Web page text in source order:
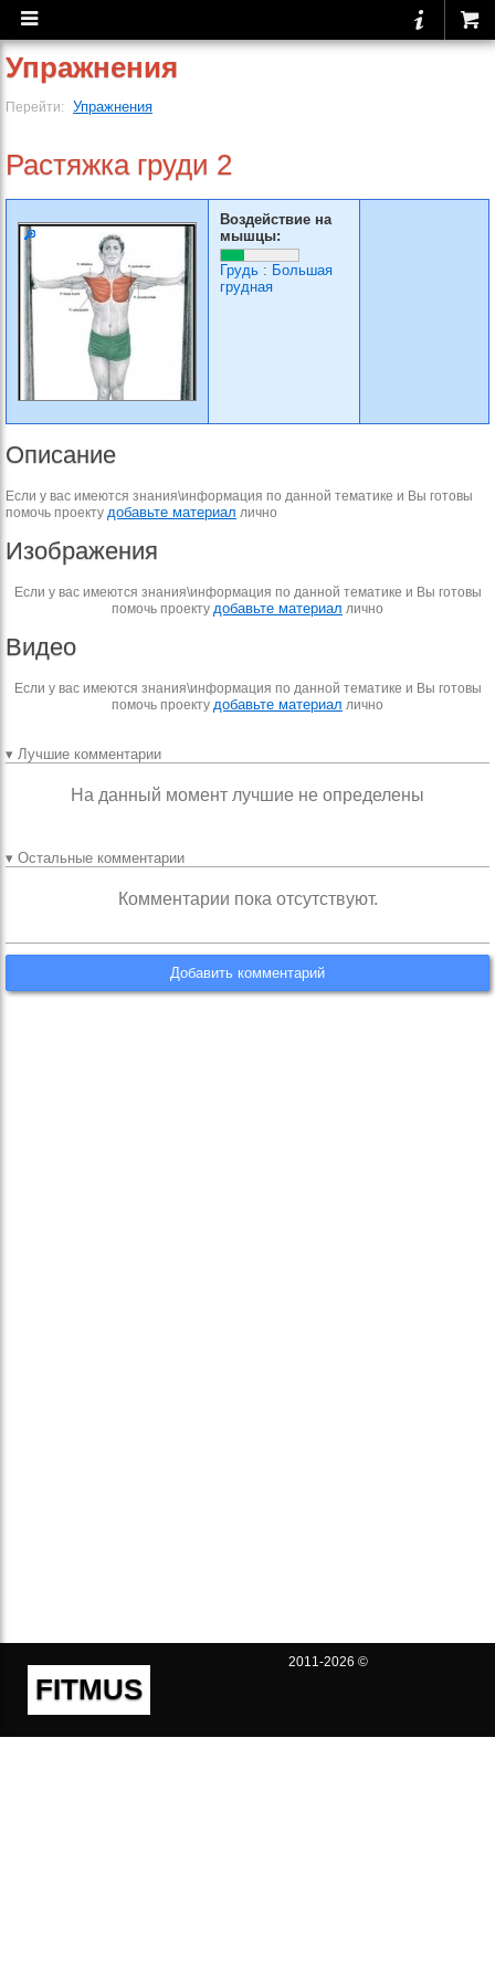
Упражнения
Перейти: Упражнения
Растяжка груди 2
Воздействие на
мышцы:
Грудь : Большая
грудная
Описание
Если у вас имеются знания\информация по данной тематике и Вы готовы
помочь проекту добавьте материал лично
Изображения
Если у вас имеются знания\информация по данной тематике и Вы готовы
помочь проекту добавьте материал лично
Видео
Если у вас имеются знания\информация по данной тематике и Вы готовы
помочь проекту добавьте материал лично
▾ Лучшие комментарии
На данный момент лучшие не определены
▾ Остальные комментарии
Комментарии пока отсутствуют.
Добавить комментарий
FITMUS
2011-2026 ©